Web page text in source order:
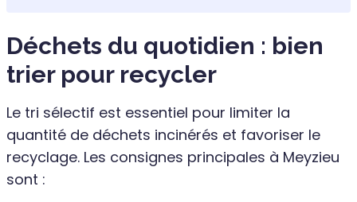
Déchets du quotidien : bien
trier pour recycler
Le tri sélectif est essentiel pour limiter la
quantité de déchets incinérés et favoriser le
recyclage. Les consignes principales à Meyzieu
sont :